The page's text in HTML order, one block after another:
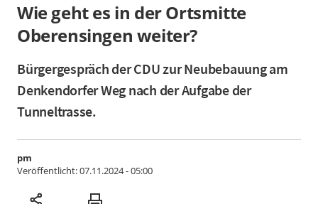
Wie geht es in der Ortsmitte
Oberensingen weiter?
Bürgergespräch der CDU zur Neubebauung am
Denkendorfer Weg nach der Aufgabe der
Tunneltrasse.
pm
Veröffentlicht:07.11.2024 - 05:00